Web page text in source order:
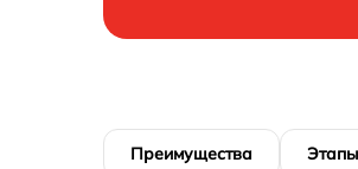
Преимущества